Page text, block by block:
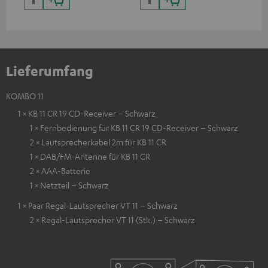
Lieferumfang
KOMBO 11
1 × KB 11 CR 19 CD-Receiver – Schwarz
1 × Fernbedienung für KB 11 CR 19 CD-Receiver – Schwarz
2 × Lautsprecherkabel 2m für KB 11 CR
1 × DAB/FM-Antenne für KB 11 CR
2 × AAA-Batterie
1 × Netzteil – Schwarz
1 × Paar Regal-Lautsprecher VT 11 – Schwarz
2 × Regal-Lautsprecher VT 11 (Stk.) – Schwarz